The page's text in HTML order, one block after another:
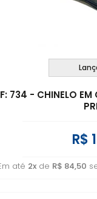
734 - CHINELO
R$
até 2x de R$ 84,50